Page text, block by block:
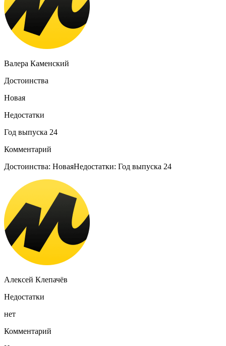
Валера Каменский
Достоинства
Новая
Недостатки
Год выпуска 24
Комментарий
Достоинства: НоваяНедостатки: Год выпуска 24
Алексей Клепачёв
Недостатки
нет
Комментарий